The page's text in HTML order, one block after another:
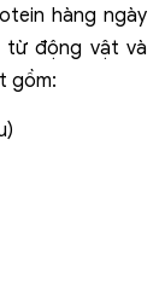
hàng ngày
từ động vật và
gồm: